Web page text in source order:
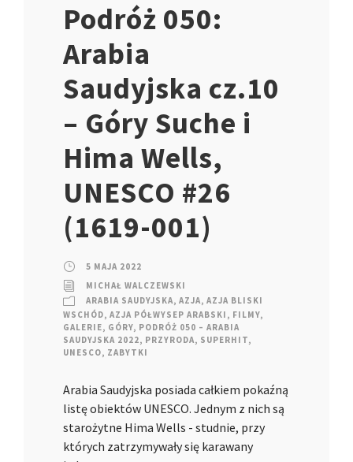
Podróż 050:
Arabia
Saudyjska cz.10
– Góry Suche i
Hima Wells,
UNESCO #26
(1619-001)
5 MAJA 2022
MICHAŁ WALCZEWSKI
ARABIA SAUDYJSKA, AZJA, AZJA BLISKI
WSCHÓD, AZJA PÓŁWYSEP ARABSKI , FILMY,
GALERIE, GÓRY, PODRÓŻ 050 – ARABIA
SAUDYJSKA 2022, PRZYRODA, SUPERHIT,
UNESCO, ZABYTKI
Arabia Saudyjska posiada całkiem pokaźną
listę obiektów UNESCO. Jednym z nich są
starożytne Hima Wells - studnie, przy
których zatrzymywały się karawany